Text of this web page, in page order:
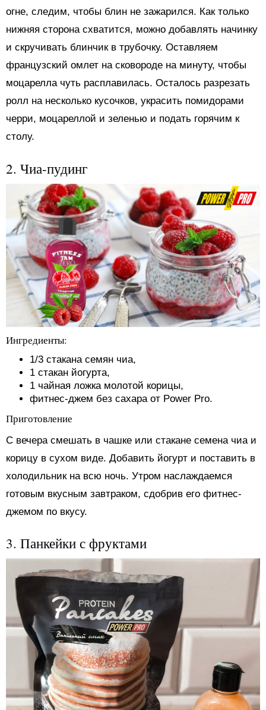
огне, следим, чтобы блин не зажарился. Как только
нижняя сторона схватится, можно добавлять начинку
и скручивать блинчик в трубочку. Оставляем
французский омлет на сковороде на минуту, чтобы
моцарелла чуть расплавилась. Осталось разрезать
ролл на несколько кусочков, украсить помидорами
черри, моцареллой и зеленью и подать горячим к
столу.
2. Чиа-пудинг
Ингредиенты:
1/3 стакана семян чиа,
1 стакан йогурта,
1 чайная ложка молотой корицы,
фитнес-джем без сахара от Power Pro.
Приготовление
С вечера смешать в чашке или стакане семена чиа и
корицу в сухом виде. Добавить йогурт и поставить в
холодильник на всю ночь. Утром наслаждаемся
готовым вкусным завтраком, сдобрив его фитнес-
джемом по вкусу.
3. Панкейки с фруктами